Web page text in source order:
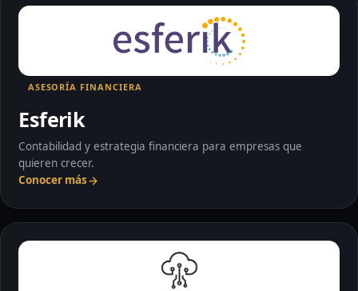
Esferik: Conocer más
ASESORÍA FINANCIERA
Esferik
Contabilidad y estrategia financiera para empresas que
quieren crecer.
Conocer más
mi cloud: Conocer más